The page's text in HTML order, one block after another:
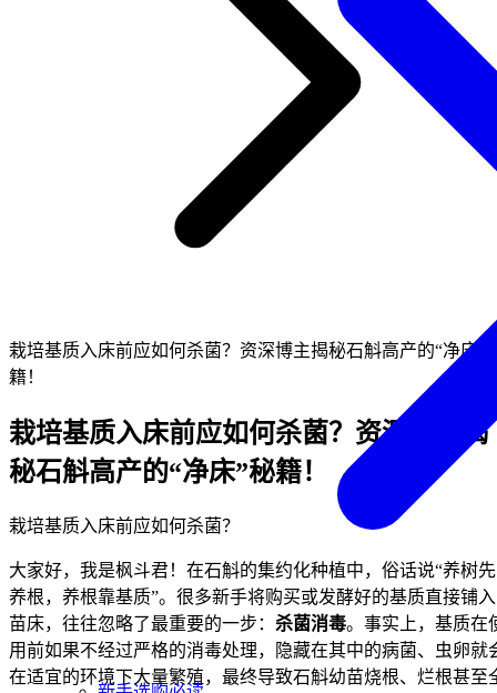
栽培基质入床前应如何杀菌？资深博主揭秘石斛高产的“净床”
籍！
栽培基质入床前应如何杀菌？资深博主揭
秘石斛高产的“净床”秘籍！
栽培基质入床前应如何杀菌？
大家好，我是枫斗君！在石斛的集约化种植中，俗话说“养树先
养根，养根靠基质”。很多新手将购买或发酵好的基质直接铺入
苗床，往往忽略了最重要的一步： 杀菌消毒。事实上，基质在
用前如果不经过严格的消毒处理，隐藏在其中的病菌、虫卵就
在适宜的环境下大量繁殖，最终导致石斛幼苗烧根、烂根甚至